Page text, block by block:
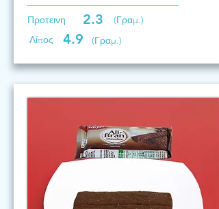
Προτεινη 2.3
(Γραμ.)
Λίπος
4.9 (Γραμ.)